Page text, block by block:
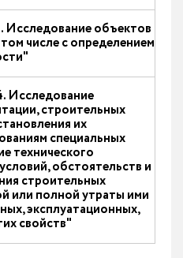
Исследование объектов
числе с определением
Исследование
строительных
их
специальных
технического
обстоятельств и
строительных
или полной утраты ими
эксплуатационных,
свойств"